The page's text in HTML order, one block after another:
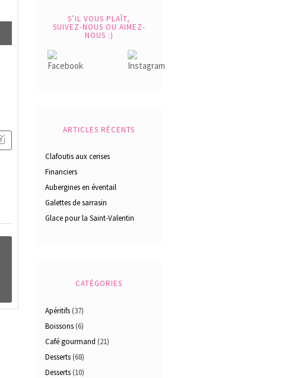
S’IL VOUS PLAÎT,
SUIVEZ-NOUS OU AIMEZ-
NOUS :)
ARTICLES RÉCENTS
Clafoutis aux cerises
Financiers
Aubergines en éventail
Galettes de sarrasin
Glace pour la Saint-Valentin
CATÉGORIES
Apéritifs(37)
Boissons(6)
Café gourmand (21)
Desserts(68)
Desserts(10)